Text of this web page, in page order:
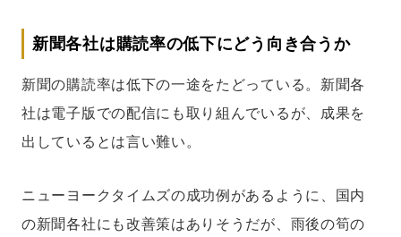
新聞各社は購読率の低下にどう向き合うか
新聞の購読率は低下の一途をたどっている。新聞各
社は電子版での配信にも取り組んでいるが、成果を
出しているとは言い難い。
ニューヨークタイムズの成功例があるように、国内
の新聞各社にも改善策はありそうだが、雨後の筍の